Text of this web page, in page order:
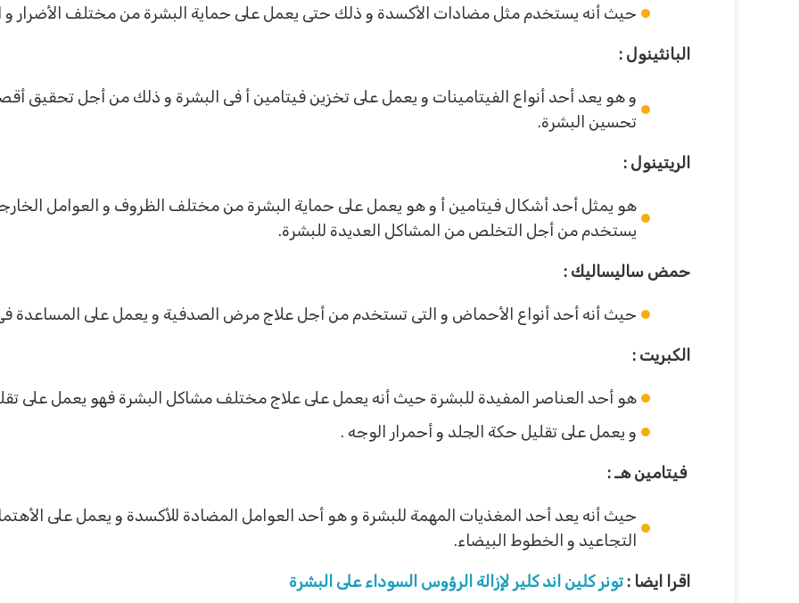
حيث أنه يستخدم مثل مضادات الأكسدة و ذلك حتى يعمل على حماية البشرة من مختلف الأضرار و
البانثينول :
و هو يعد أحد أنواع الفيتامينات و يعمل على تخزين فيتامين أ فى البشرة و ذلك من أجل تحقيق
تحسين البشرة.
الريتينول :
هو يمثل أحد أشكال فيتامين أ و هو يعمل على حماية البشرة من مختلف الظروف و العوامل
يستخدم من أجل التخلص من المشاكل العديدة للبشرة.
حمض ساليساليك :
حيث أنه أحد أنواع الأحماض و التى تستخدم من أجل علاج مرض الصدفية و يعمل على المساعدة
الكبريت :
هو أحد العناصر المفيدة للبشرة حيث أنه يعمل على علاج مختلف مشاكل البشرة فهو يعمل على
و يعمل على تقليل حكة الجلد و أحمرار الوجه .
فيتامين هـ :
حيث أنه يعد أحد المغذيات المهمة للبشرة و هو أحد العوامل المضادة للأكسدة و يعمل على
التجاعيد و الخطوط البيضاء.
اقرا ايضا : تونر كلين اند كلير لإزالة الرؤوس السوداء على البشرة